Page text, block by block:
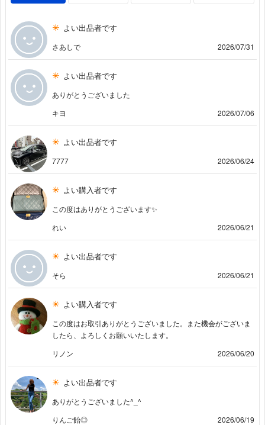
よい出品者です
さあしで 2026/07/31
よい出品者です
ありがとうございました
キヨ
2026/07/06
よい出品者です
7777 2026/06/24
よい購入者です
この度はありがとうございます✨️
れい
2026/06/21
よい出品者です
そら 2026/06/21
よい購入者です
この度はお取引ありがとうございました。また機会がございま
したら、よろしくお願いいたします。
リノン
2026/06/20
よい出品者です
ありがとうございました^_^
りんご飴◎
2026/06/19